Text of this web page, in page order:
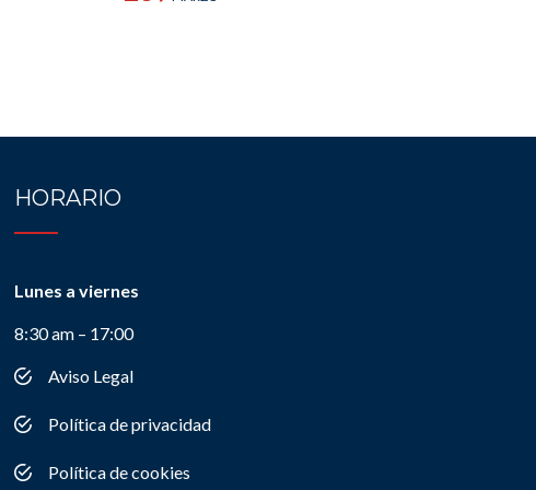
HORARIO
Lunes a viernes
8:30 am – 17:00
Aviso Legal
Política de privacidad
Política de cookies